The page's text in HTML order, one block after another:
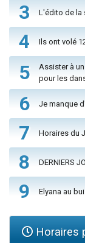
3 L'édito de la
4 Ils ont volé
5
Assister à
pour les
6 Je manque
7 Horaires du
8 DERNIERS
9 Elyana au
Horaires